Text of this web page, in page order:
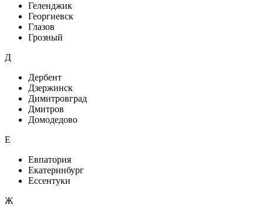
Геленджик
Георгиевск
Глазов
Грозный
Д
Дербент
Дзержинск
Димитровград
Дмитров
Домодедово
Е
Евпатория
Екатеринбург
Ессентуки
Ж